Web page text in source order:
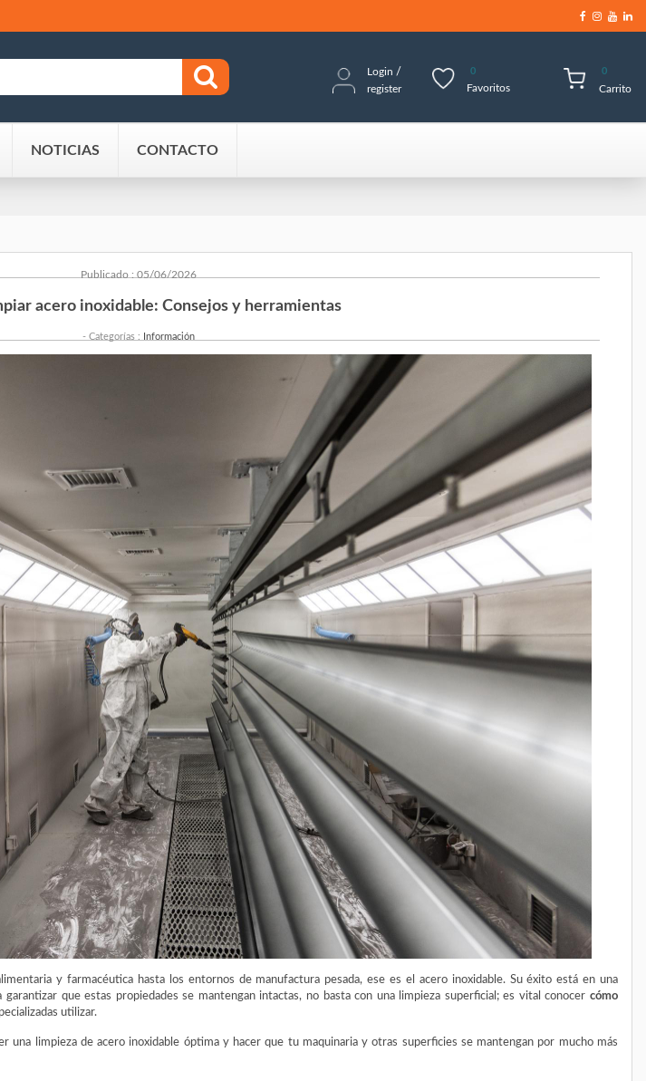
Login /
register
0
Favoritos
0
Carrito
NOTICIAS CONTACTO
Publicado : 05/06/2026
acero inoxidable: Consejos y herramientas
- Categorías : Información
y farmacéutica hasta los entornos de manufactura pesada, ese es el acero inoxidable. Su éxito está en una
que estas propiedades se mantengan intactas, no basta con una limpieza superficial; es vital conocer cómo
utilizar.
una limpieza de acero inoxidable óptima y hacer que tu maquinaria y otras superficies se mantengan por mucho más